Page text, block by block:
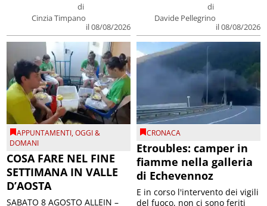
di
Cinzia Timpano
il 08/08/2026
di
Davide Pellegrino
il 08/08/2026
APPUNTAMENTI,OGGI &
DOMANI
COSA FARE NEL FINE
SETTIMANA IN VALLE
D’AOSTA
SABATO 8 AGOSTO ALLEIN –
CRONACA
Etroubles: camper in
fiamme nella galleria
di Echevennoz
E in corso l'intervento dei vigili
del fuoco, non ci sono feriti